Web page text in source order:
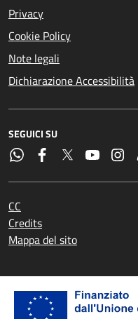
Privacy
Cookie Policy
Note legali
Dichiarazione Accessibilità
SEGUICI SU
CC
Credits
Mappa del sito